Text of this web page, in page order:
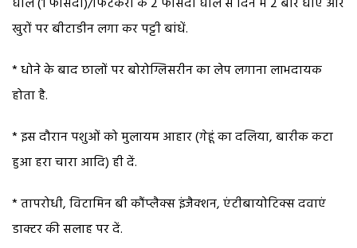
खुरों पर बीटाडीन लगा कर पट्टी बांधें.
* धोने के बाद छालों पर बोरोग्लिसरीन का लेप लगाना लाभदायक
होता है.
* इस दौरान पशुओं को मुलायम आहार (गेहूं का दलिया, बारीक कटा
हुआ हरा चारा आदि) ही दें.
* तापरोधी, विटामिन बी कौंप्लैक्स इंजैक्शन, एंटीबायोटिक्स दवाएं
डाक्टर की सलाह पर दें.